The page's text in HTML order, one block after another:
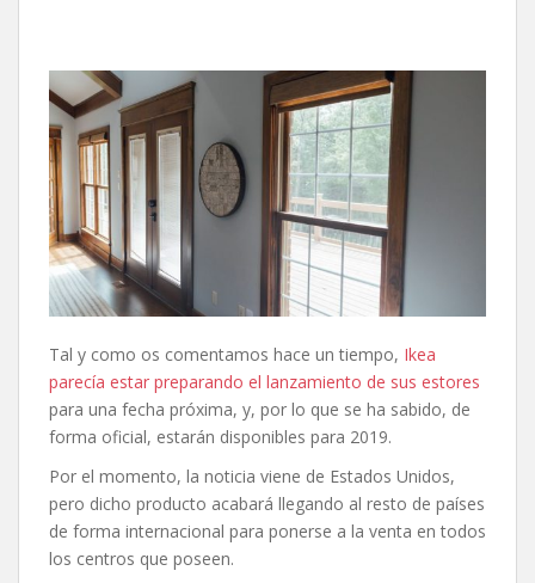
Tal y como os comentamos hace un tiempo, Ikea
parecía estar preparando el lanzamiento de sus estores
para una fecha próxima, y, por lo que se ha sabido, de
forma oficial, estarán disponibles para 2019.
Por el momento, la noticia viene de Estados Unidos,
pero dicho producto acabará llegando al resto de países
de forma internacional para ponerse a la venta en todos
los centros que poseen.